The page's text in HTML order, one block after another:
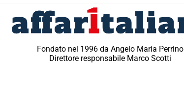
Fondato nel 1996 da Angelo Maria Perrino
Direttore responsabile Marco Scotti